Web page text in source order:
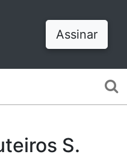
Assinar
S.